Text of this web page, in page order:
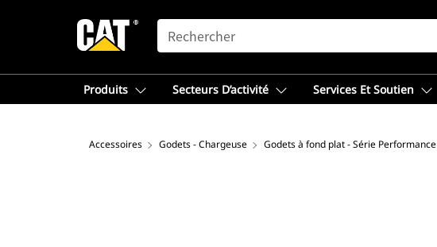
SEARCH
Produits Secteurs D’activité Services Et Soutien
Accessoires Godets - Chargeuse Godets à fond plat - Série Performance